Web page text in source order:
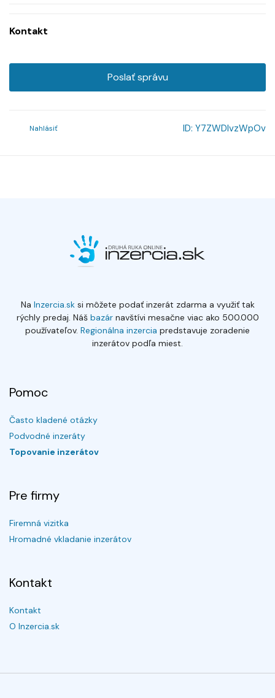
Kontakt
Poslať správu
Nahlásiť ID: Y7ZWDlvzWpOv
Na Inzercia.sksi môžete podať inzerát zdarma a využiť tak
rýchly predaj. Náš bazárnavštívi mesačne viac ako 500.000
používateľov. Regionálna inzercia predstavuje zoradenie
inzerátov podľa miest.
Pomoc
Často kladené otázky
Podvodné inzeráty
Topovanie inzerátov
Pre firmy
Firemná vizitka
Hromadné vkladanie inzerátov
Kontakt
Kontakt
O Inzercia.sk